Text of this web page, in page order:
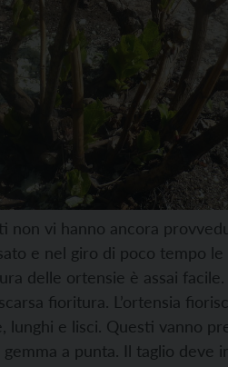
non vi hanno ancora
e nel giro di poco tempo
delle ortensie è assai
fioritura. L’ortensia
lunghi e lisci. Questi vanno
a punta. Il taglio deve